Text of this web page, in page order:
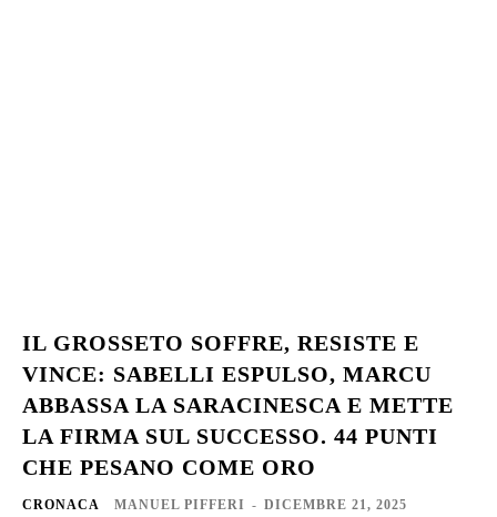
IL GROSSETO SOFFRE, RESISTE E
VINCE: SABELLI ESPULSO, MARCU
ABBASSA LA SARACINESCA E METTE
LA FIRMA SUL SUCCESSO. 44 PUNTI
CHE PESANO COME ORO
CRONACA MANUEL PIFFERI - DICEMBRE 21, 2025